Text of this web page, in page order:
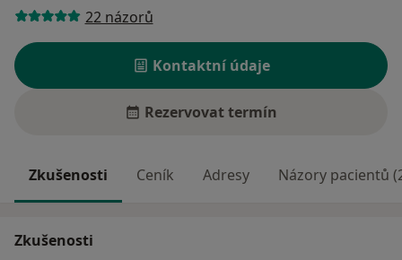
22 názorů
Kontaktní údaje
Rezervovat termín
Zkušenosti Ceník Adresy Názory pacientů
Zkušenosti